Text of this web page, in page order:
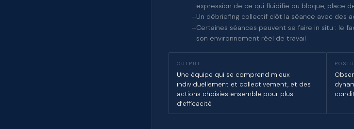
expression de ce qui fluidifie ou bloque, place
Un débriefing collectif clôt la séance avec des
Certaines séances peuvent se faire in situ : le
son environnement réel de travail
OUTPUT
Une équipe qui se comprend mieux
individuellement et collectivement, et des
actions choisies ensemble pour plus
d’efficacité